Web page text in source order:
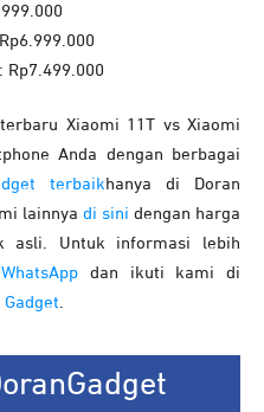
Rp7.499.000
Xiaomi 11T vs Xiaomi
Anda dengan berbagai
terbaikhanya di Doran
lainnya di sini dengan harga
asli. Untuk informasi lebih
WhatsApp dan ikuti kami di